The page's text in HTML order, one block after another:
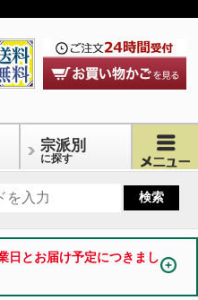
宗派別
に探す
日とお届け予定につきまし